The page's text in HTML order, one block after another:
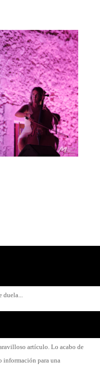
duela...
artículo. Lo acabo de
información para una